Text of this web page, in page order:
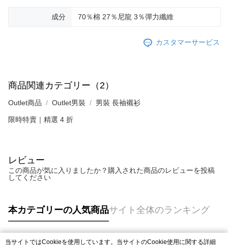
成分 70％棉 27％尼龍 3％彈力纖維
カスタマーサービス
商品関連カテゴリー（2）
Outlet商品 Outlet男裝 男裝 長袖襯衫
限時特賣｜精選 4 折
レビュー
この商品が気に入りましたか？購入された商品のレビューを投稿
してください
本カテゴリーの人気商品サイト全体のランキング
当サイトではCookieを使用しています。当サイトのCookie使用に関する詳細